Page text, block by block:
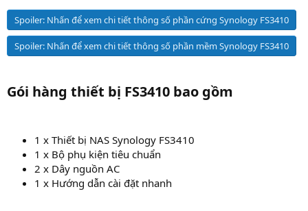
Spoiler: Nhấn để xem chi tiết thông số phần cứng Synology FS3410
Spoiler: Nhấn để xem chi tiết thông số phần mềm Synology FS3410
Gói hàng thiết bị FS3410 bao gồm​
1 x Thiết bị NAS Synology FS3410
1 x Bộ phụ kiện tiêu chuẩn
2 x Dây nguồn AC
1 x Hướng dẫn cài đặt nhanh